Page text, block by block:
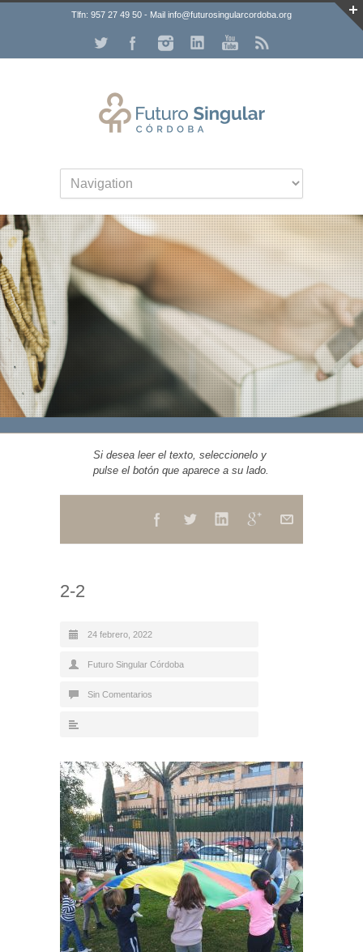
Tlfn: 957 27 49 50 - Mail info@futurosingularcordoba.org
Si desea leer el texto, seleccionelo y
pulse el botón que aparece a su lado.
2-2
24 febrero, 2022
Futuro Singular Córdoba
Sin Comentarios